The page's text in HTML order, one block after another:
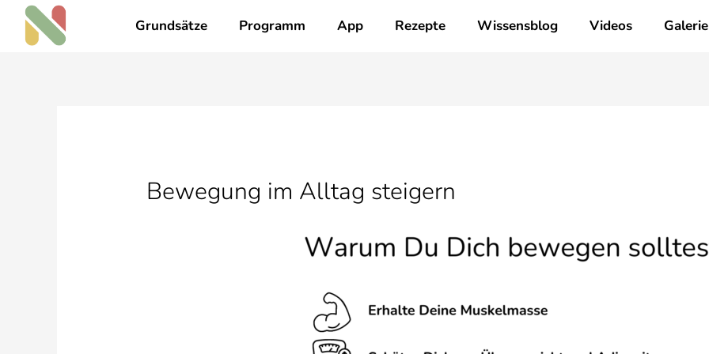
Zum
Inhalt
Grundsätze Programm App Rezepte Wissensblog Videos Galerie
Bewegung im Alltag steigern